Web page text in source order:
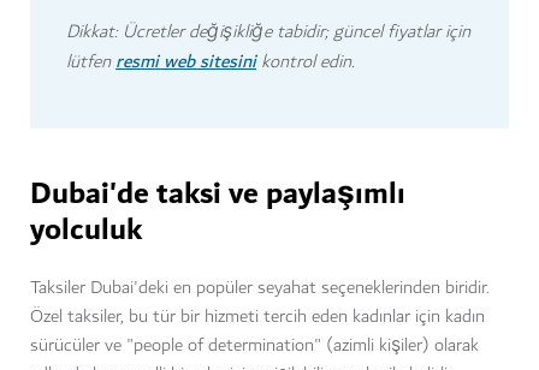
Dikkat: Ücretler değişikliğe tabidir; güncel fiyatlar için
lütfenresmi web sitesinikontrol edin.
Dubai'de taksi ve paylaşımlı
yolculuk
Taksiler Dubai'deki en popüler seyahat seçeneklerinden biridir.
Özel taksiler, bu tür bir hizmeti tercih eden kadınlar için kadın
sürücüler ve "people of determination" (azimli kişiler) olarak